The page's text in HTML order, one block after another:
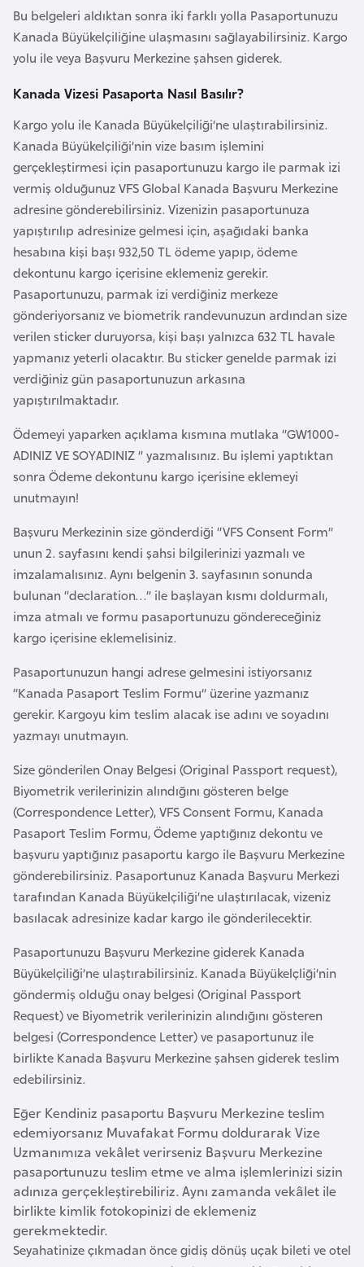
Bu belgeleri aldıktan sonra iki farklı yolla Pasaportunuzu
Kanada Büyükelçiliğine ulaşmasını sağlayabilirsiniz. Kargo
yolu ile veya Başvuru Merkezine şahsen giderek.
Kanada Vizesi Pasaporta Nasıl Basılır?
Kargo yolu ile Kanada Büyükelçiliği’ne ulaştırabilirsiniz.
Kanada Büyükelçiliği’nin vize basım işlemini
gerçekleştirmesi için pasaportunuzu kargo ile parmak izi
vermiş olduğunuz VFS Global Kanada Başvuru Merkezine
adresine gönderebilirsiniz. Vizenizin pasaportunuza
yapıştırılıp adresinize gelmesi için, aşağıdaki banka
hesabına kişi başı 932,50 TL ödeme yapıp, ödeme
dekontunu kargo içerisine eklemeniz gerekir.
Pasaportunuzu, parmak izi verdiğiniz merkeze
gönderiyorsanız ve biometrik randevunuzun ardından size
verilen sticker duruyorsa, kişi başı yalnızca 632 TL havale
yapmanız yeterli olacaktır. Bu sticker genelde parmak izi
verdiğiniz gün pasaportunuzun arkasına
yapıştırılmaktadır.
Ödemeyi yaparken açıklama kısmına mutlaka “GW1000-
ADINIZ VE SOYADINIZ ” yazmalısınız. Bu işlemi yaptıktan
sonra Ödeme dekontunu kargo içerisine eklemeyi
unutmayın!
Başvuru Merkezinin size gönderdiği “VFS Consent Form”
unun 2. sayfasını kendi şahsi bilgilerinizi yazmalı ve
imzalamalısınız. Aynı belgenin 3. sayfasının sonunda
bulunan “declaration…” ile başlayan kısmı doldurmalı,
imza atmalı ve formu pasaportunuzu göndereceğiniz
kargo içerisine eklemelisiniz.
Pasaportunuzun hangi adrese gelmesini istiyorsanız
“Kanada Pasaport Teslim Formu” üzerine yazmanız
gerekir. Kargoyu kim teslim alacak ise adını ve soyadını
yazmayı unutmayın.
Size gönderilen Onay Belgesi (Original Passport request),
Biyometrik verilerinizin alındığını gösteren belge
(Correspondence Letter), VFS Consent Formu, Kanada
Pasaport Teslim Formu, Ödeme yaptığınız dekontu ve
başvuru yaptığınız pasaportu kargo ile Başvuru Merkezine
gönderebilirsiniz. Pasaportunuz Kanada Başvuru Merkezi
tarafından Kanada Büyükelçiliği’ne ulaştırılacak, vizeniz
basılacak adresinize kadar kargo ile gönderilecektir.
Pasaportunuzu Başvuru Merkezine giderek Kanada
Büyükelçiliği’ne ulaştırabilirsiniz. Kanada Büyükelçliği’nin
göndermiş olduğu onay belgesi (Original Passport
Request) ve Biyometrik verilerinizin alındığını gösteren
belgesi (Correspondence Letter) ve pasaportunuz ile
birlikte Kanada Başvuru Merkezine şahsen giderek teslim
edebilirsiniz.
Eğer Kendiniz pasaportu Başvuru Merkezine teslim
edemiyorsanız Muvafakat Formu doldurarak Vize
Uzmanımıza vekâlet verirseniz Başvuru Merkezine
pasaportunuzu teslim etme ve alma işlemlerinizi sizin
adınıza gerçekleştirebiliriz. Aynı zamanda vekâlet ile
birlikte kimlik fotokopinizi de eklemeniz
gerekmektedir.
Seyahatinize çıkmadan önce gidiş dönüş uçak bileti ve otel
c
a
n
B
a
h
r
e
y
n
B
a
n
g
l
a
d
e
ş
B
l
a
r
u
s
B
e
l
ç
k
a
B
e
n
i
n
B
o
s
n
a
H
r
s
e
k
B
u